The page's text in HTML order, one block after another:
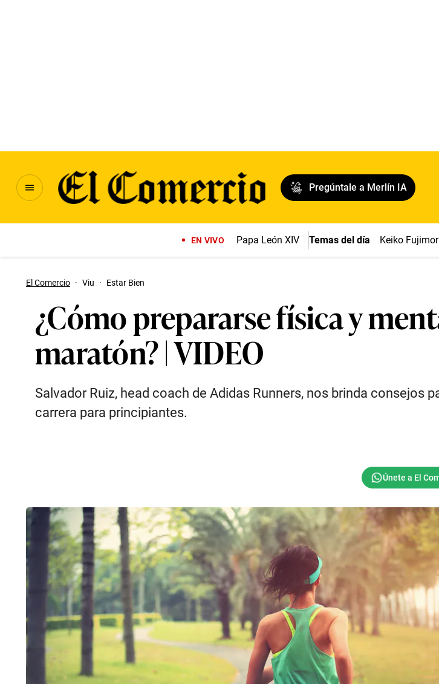
Pregúntale a Merlín IA
EN VIVO Papa León XIV Temas del día Keiko
El Comercio · Viu · Estar Bien
¿Cómo prepararse física y
maratón? | VIDEO
Salvador Ruiz, head coach de Adidas Runners, nos brinda consejos
carrera para principiantes.